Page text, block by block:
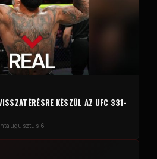
KÉSZÜL AZ UFC 331-
augusztus 6